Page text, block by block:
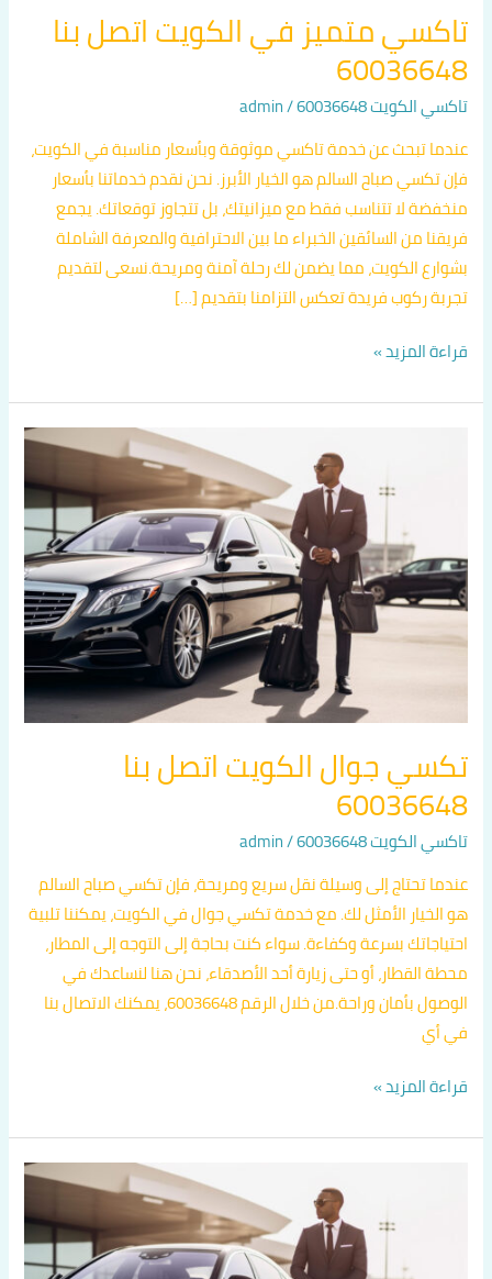
تاكسي متميز في الكويت اتصل بنا
60036648
تاكسي الكويت 60036648 /
admin
عندما تبحث عن خدمة تاكسي موثوقة وبأسعار مناسبة في الكويت،
فإن تكسي صباح السالم هو الخيار الأبرز. نحن نقدم خدماتنا بأسعار
منخفضة لا تتناسب فقط مع ميزانيتك، بل تتجاوز توقعاتك. يجمع
فريقنا من السائقين الخبراء ما بين الاحترافية والمعرفة الشاملة
بشوارع الكويت، مما يضمن لك رحلة آمنة ومريحة.نسعى لتقديم
تجربة ركوب فريدة تعكس التزامنا بتقديم […]
قراءة المزيد »
تكسي جوال الكويت اتصل بنا
60036648
تاكسي الكويت 60036648 /
admin
عندما تحتاج إلى وسيلة نقل سريع ومريحة، فإن تكسي صباح السالم
هو الخيار الأمثل لك. مع خدمة تكسي جوال في الكويت، يمكننا تلبية
احتياجاتك بسرعة وكفاءة. سواء كنت بحاجة إلى التوجه إلى المطار،
محطة القطار، أو حتى زيارة أحد الأصدقاء، نحن هنا لنساعدك في
الوصول بأمان وراحة.من خلال الرقم 60036648، يمكنك الاتصال بنا
في أي
بنا
60036648
قراءة المزيد »